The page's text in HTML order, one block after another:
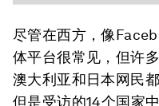
尽管在西方，像
体平台很常见，但许
澳大利亚和日本网民
但是受访的14个国家